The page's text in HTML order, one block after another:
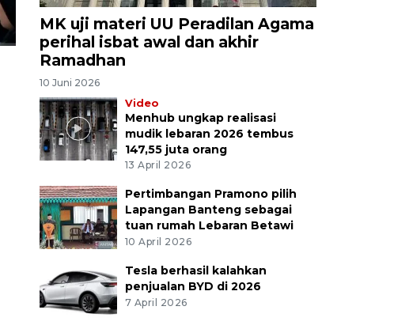
MK uji materi UU Peradilan Agama
perihal isbat awal dan akhir
Ramadhan
10 Juni 2026
Video
Menhub ungkap realisasi
mudik lebaran 2026 tembus
147,55 juta orang
13 April 2026
Pertimbangan Pramono pilih
Lapangan Banteng sebagai
tuan rumah Lebaran Betawi
10 April 2026
Tesla berhasil kalahkan
penjualan BYD di 2026
7 April 2026